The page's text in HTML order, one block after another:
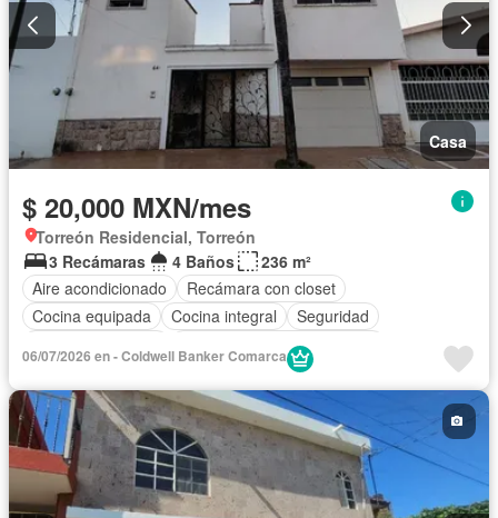
Casa
$ 20,000 MXN/mes
Torreón Residencial, Torreón
3 Recámaras
4 Baños
236 m²
Aire acondicionado
Recámara con closet
Cocina equipada
Cocina integral
Seguridad
Completamente amueblado
06/07/2026 en - Coldwell Banker Comarca